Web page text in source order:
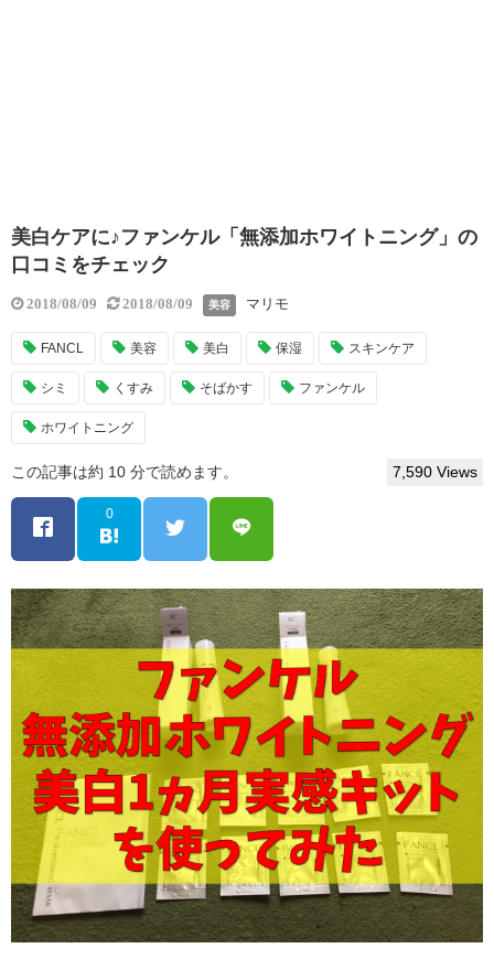
美白ケアに♪ファンケル「無添加ホワイトニング」の
口コミをチェック
2018/08/09 2018/08/09 美容 マリモ
FANCL 美容 美白 保湿 スキンケア
シミ くすみ そばかす ファンケル
ホワイトニング
この記事は約 10 分で読めます。 7,590 Views
0